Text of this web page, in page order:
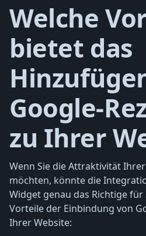
Welche
bietet das
Google-
zu Ihrer
Wenn Sie die Attraktivität
möchten, könnte die
Widget genau das Richtige für
Vorteile der Einbindung von
Ihrer Website: